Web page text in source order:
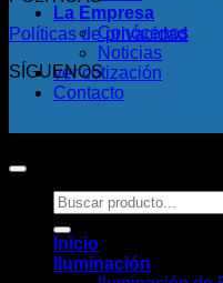
La Empresa
Conócenos
Noticias
ver cotización
Contacto
Políticas de privacidad
SÍGUENOS
Buscar
por:
Inicio
Iluminación